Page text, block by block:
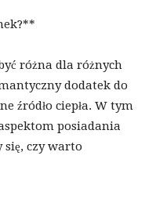
różna dla różnych
dodatek do
źródło ciepła. W tym
posiadania
czy warto